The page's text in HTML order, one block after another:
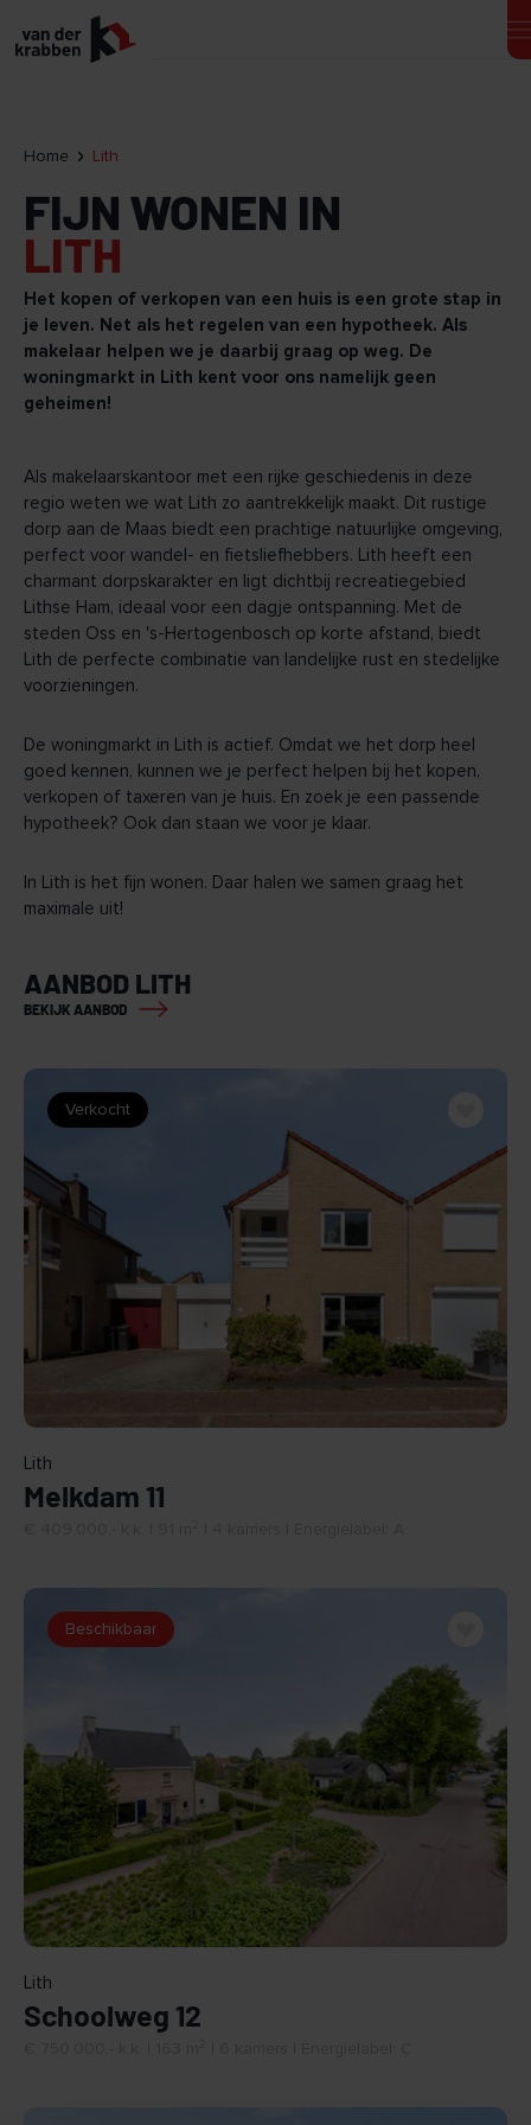
Home Lith
FIJN WONEN IN
LITH
Het kopen of verkopen van een huis is een grote stap in
je leven. Net als het regelen van een hypotheek. Als
makelaar helpen we je daarbij graag op weg. De
woningmarkt in Lith kent voor ons namelijk geen
geheimen!
Als makelaarskantoor met een rijke geschiedenis in deze
regio weten we wat Lith zo aantrekkelijk maakt. Dit rustige
dorp aan de Maas biedt een prachtige natuurlijke omgeving,
perfect voor wandel- en fietsliefhebbers. Lith heeft een
charmant dorpskarakter en ligt dichtbij recreatiegebied
Lithse Ham, ideaal voor een dagje ontspanning. Met de
steden Oss en 's-Hertogenbosch op korte afstand, biedt
Lith de perfecte combinatie van landelijke rust en stedelijke
voorzieningen.
De woningmarkt in Lith is actief. Omdat we het dorp heel
goed kennen, kunnen we je perfect helpen bij het kopen,
verkopen of taxeren van je huis. En zoek je een passende
hypotheek? Ook dan staan we voor je klaar.
In Lith is het fijn wonen. Daar halen we samen graag het
maximale uit!
AANBOD LITH
BEKIJK AANBOD
Verkocht
Lith
Melkdam 11
Beschikbaar
Lith
Schoolweg 12